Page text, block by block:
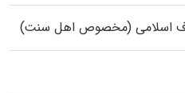
اسلامی (مخصوص اهل سنت)